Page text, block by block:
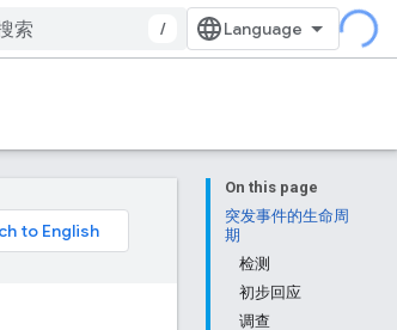
/
On this page
突发事件的生命周
期
检测
初步回应
调查